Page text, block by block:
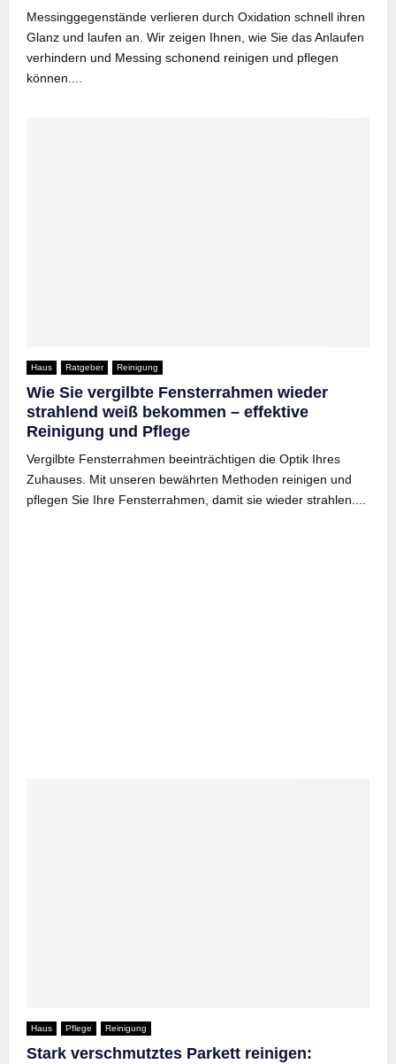
Messinggegenstände verlieren durch Oxidation schnell ihren
Glanz und laufen an. Wir zeigen Ihnen, wie Sie das Anlaufen
verhindern und Messing schonend reinigen und pflegen
können....
Haus Ratgeber Reinigung
Wie Sie vergilbte Fensterrahmen wieder
strahlend weiß bekommen – effektive
Reinigung und Pflege
Vergilbte Fensterrahmen beeinträchtigen die Optik Ihres
Zuhauses. Mit unseren bewährten Methoden reinigen und
pflegen Sie Ihre Fensterrahmen, damit sie wieder strahlen....
Haus Pflege Reinigung
Stark verschmutztes Parkett reinigen: